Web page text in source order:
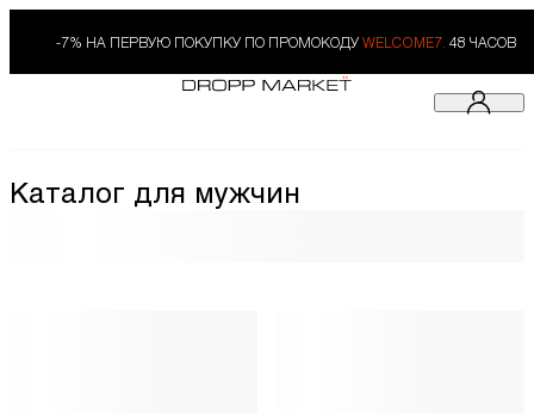
-7% НА ПЕРВУЮ ПОКУПКУ ПО ПРОМОКОДУ WELCOME7. 48 ЧАСОВ
Каталог для мужчин